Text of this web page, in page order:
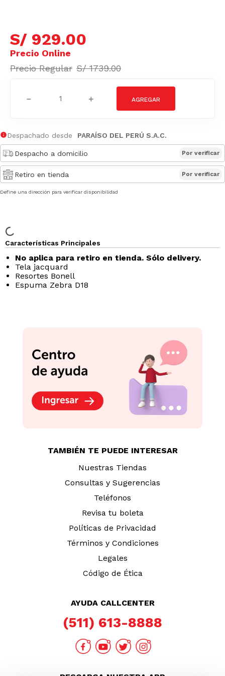
S/ 929.00
S/ 1739.00
＋
－
Despachado desde PARAÍSO DEL PERÚ S.A.C.
Despacho a domicilio Por verificar
Retiro en tienda Por verificar
Define una dirección para verificar disponibilidad
Características Principales
No aplica para retiro en tienda. Sólo delivery.
Tela jacquard
Resortes Bonell
Espuma Zebra D18
TAMBIÉN TE PUEDE INTERESAR
Nuestras Tiendas
Consultas y Sugerencias
Teléfonos
Revisa tu boleta
Políticas de Privacidad
Términos y Condiciones
Legales
Código de Ética
AYUDA CALLCENTER
(511) 613-8888